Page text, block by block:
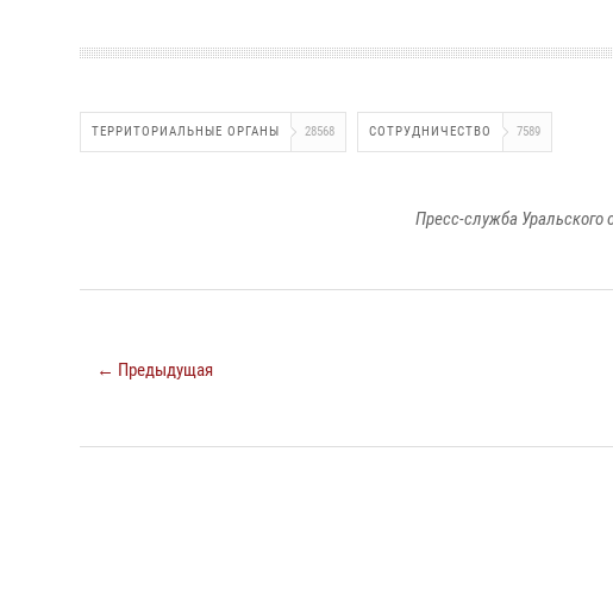
ТЕРРИТОРИАЛЬНЫЕ ОРГАНЫ 28568 СОТРУДНИЧЕСТВО 7589
Пресс-служба Уральского
← Предыдущая